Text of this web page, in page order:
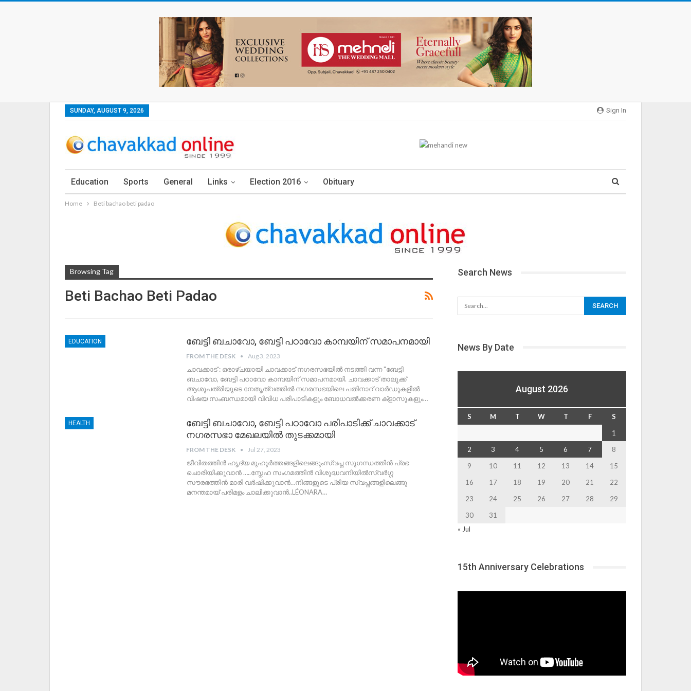
Sign In
SUNDAY, AUGUST 9, 2026
Education Sports General Links Election 2016 Obituary
Home Beti bachao beti padao
Browsing Tag
Beti Bachao Beti Padao
EDUCATION ബേട്ടി ബചാവോ, ബേട്ടി പഠാവോ കാമ്പയിന് സമാപനമായി
FROM THE DESK Aug 3, 2023
ചാവക്കാട് : ഒരാഴ്ചയായി ചാവക്കാട് നഗരസഭയിൽ നടത്തി വന്ന "ബേട്ടി
ബചാവോ, ബേട്ടി പഠാവോ കാമ്പയിന് സമാപനമായി. ചാവക്കാട് താലൂക്ക്
ആശുപത്രിയുടെ നേതൃത്വത്തിൽ നഗരസഭയിലെ പതിനാറ് വാർഡുകളിൽ
വിഷയ സംബന്ധമായി വിവിധ പരിപാടികളും ബോധവൽക്കരണ ക്ളാസുകളും…
HEALTH
ബേട്ടി ബചാവോ, ബേട്ടി പഠാവോ പരിപാടിക്ക് ചാവക്കാട്
നഗരസഭാ മേഖലയിൽ തുടക്കമായി
FROM THE DESK Jul 27, 2023
ജീവിതത്തിൻ ഹൃദ്യ മുഹൂര്‍ത്തങ്ങളിലെങ്ങുംസ്വപ്ന സുഗന്ധത്തിൻ പ്രഭ
ചൊരിയിക്കുവാൻ …..സ്നേഹ സംഗമത്തിൻ വിശുദ്ധവനിയിൽസ്വര്‍ഗ്ഗ
സൗരഭത്തിൻ മാരി വർഷിക്കുവാന്‍…നിങ്ങളുടെ പ്രിയ സ്വപ്നങ്ങളിലെങ്ങു
മനന്തമായ് പരിമളം ചാലിക്കുവാന്‍..LÉONARA…
Search News
News By Date
August 2026
S M T W T F
S
1
2
3 4 5 6 7
8
9
10 11 12 13 14
15
16
17 18 19 20 21
22
23
24 25 26 27 28
29
30
31
« Jul
15th Anniversary Celebrations